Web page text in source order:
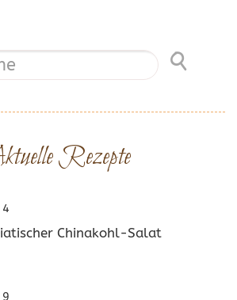
Rezepte
4
Chinakohl-Salat
9